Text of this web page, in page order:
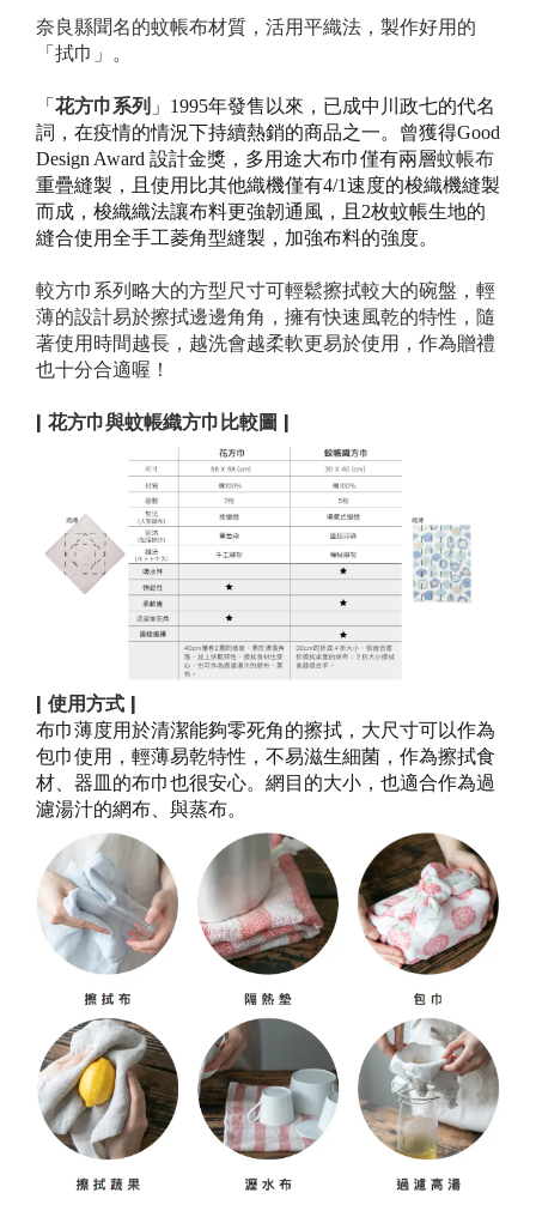
奈良縣聞名的蚊帳布材質，活用平織法，製作好用的
「拭巾」。
「 花方巾系列 」1995年發售以來，已成中川政七的代名
詞， 在疫情的情況下持續熱銷的商品之一。曾獲得Good
Design Award 設計金獎，多用途大布巾僅有兩層蚊帳布
重疊縫製，且使用比其他織機僅有4/1速度的梭織機縫製
而成，梭織織法讓布料更強韌通風，且2枚蚊帳生地的
縫合使用全手工菱角型縫製，加強布料的強度。
較方巾系列略大的方型尺寸可輕鬆擦拭較大的碗盤，輕
薄的設計易於擦拭邊邊角角，擁有快速風乾的特性，隨
著使用時間越長，越洗會越柔軟更易於使用，作為贈禮
也十分合適喔！
| 花方巾與蚊帳織方巾比較圖 |
| 使用方式 |
布巾薄度用於清潔能夠零死角的擦拭，大尺寸可以作為
包巾使用，輕薄易乾特性，不易滋生細菌，作為擦拭食
材、器皿的布巾也很安心。網目的大小，也適合作為過
濾湯汁的網布、與蒸布。